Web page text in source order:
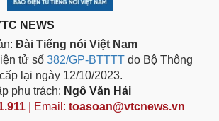
NEWS
Đài Tiếng nói Việt Nam
tử số 382/GP-BTTTT do Bộ Thông
lại ngày 12/10/2023.
phụ trách: Ngô Văn Hải
| Email: toasoan@vtcnews.vn